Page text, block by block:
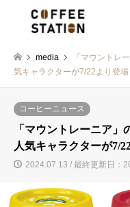
media
「マウントレ
気キャラクターが7/22より登場
コーヒーニュース
「マウントレーニア
人気キャラクターが7/
2024.07.13 / 最終更新日：